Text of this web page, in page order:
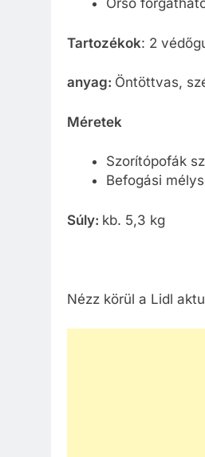
Orsó
Tartozékok: 2
anyag: Öntöttvas,
Méretek
Szorítópofák
Befogási
Súly: kb. 5,3 kg
Nézz körül a Lidl